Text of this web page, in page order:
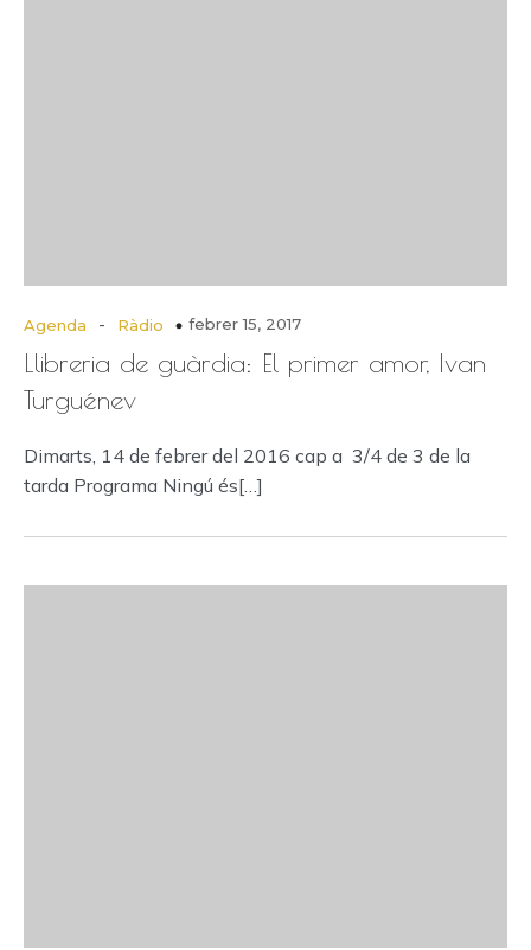
Agenda - Ràdio febrer 15, 2017
Llibreria de guàrdia: El primer amor, Ivan
Turguénev
Dimarts, 14 de febrer del 2016 cap a 3/4 de 3 de la
tarda Programa Ningú és[…]